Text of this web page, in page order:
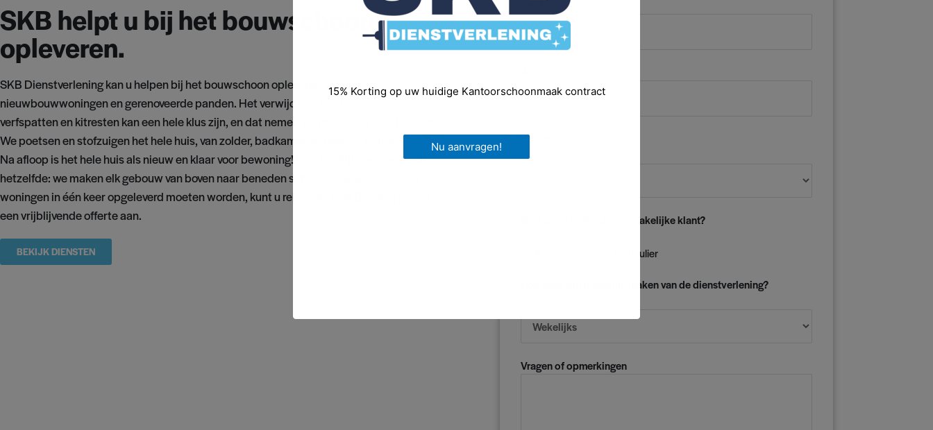
SKB helpt u bij het bouwschoon
opleveren.
SKB Dienstverlening kan u helpen bij het bouwschoon opleveren van
nieuwbouwwoningen en gerenoveerde panden. Het verwijderen van bouwstof,
verfspatten en kitresten kan een hele klus zijn, en dat nemen we graag voor u uit handen.
We poetsen en stofzuigen het hele huis, van zolder, badkamer en trap tot keuken en WC.
Na afloop is het hele huis als nieuw en klaar voor bewoning! Voor bedrijfspanden geldt
hetzelfde: we maken elk gebouw van boven naar beneden schoon. Ook wanneer veel
woningen in één keer opgeleverd moeten worden, kunt u rekenen op SKB. Vraag gerust
een vrijblijvende offerte aan.
BEKIJK DIENSTEN
Dienst
Bent u een particulier- of zakelijke klant?
Particulier
Hoe vaak wilt u gebruik maken van de dienstverlening?
Vragen of opmerkingen
15% Korting op uw huidige Kantoorschoonmaak contract
Nu aanvragen!